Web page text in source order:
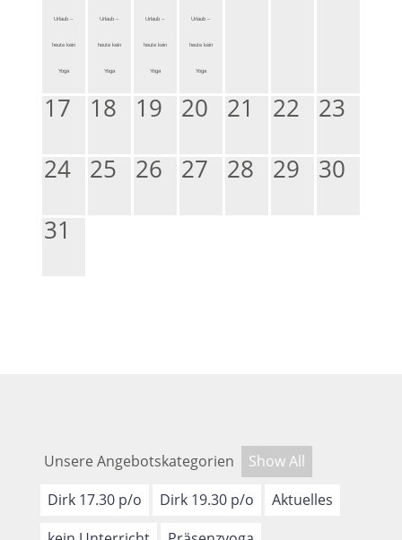
Urlaub –
heute kein
Yoga
Urlaub –
heute kein
Yoga
Urlaub –
heute kein
Yoga
Urlaub –
heute kein
Yoga
17 18 19 20 21 22
23
24
25 26 27 28 29
30
31
Unsere Angebotskategorien
Show All
Dirk 17.30 p/o
Dirk 19.30 p/o
Aktuelles